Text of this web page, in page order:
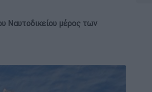
Ναυτοδικείου μέρος των